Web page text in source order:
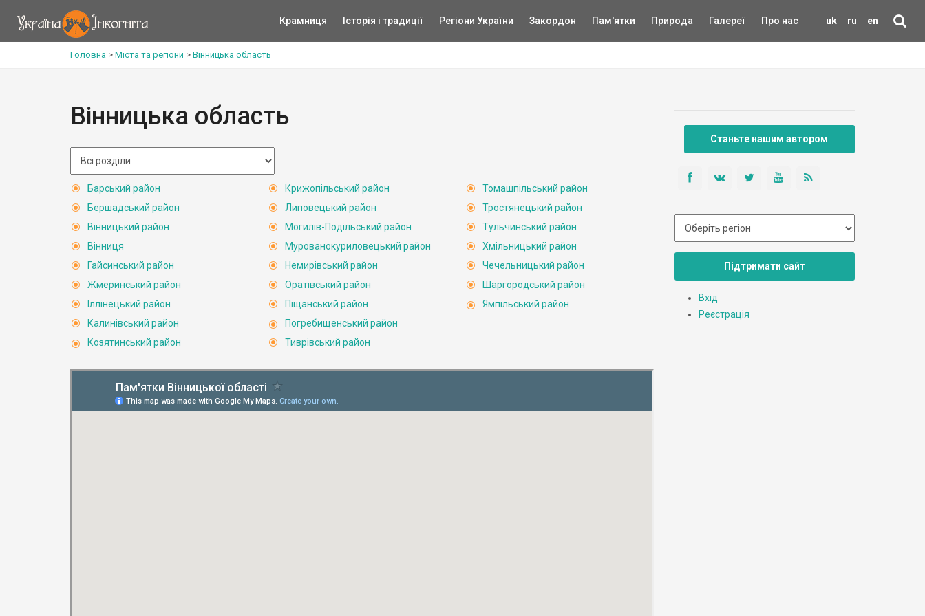
uk ru en
Крамниця Історія і традиції Регіони України Закордон Пам'ятки Природа Галереї Про нас
Головна > Міста та регіони > Вінницька область
Вінницька область
Барський район
Бершадський район
Вінницький район
Вінниця
Гайсинський район
Жмеринський район
Іллінецький район
Калинівський район
Козятинський район
Крижопільський район
Липовецький район
Могилів-Подільський район
Мурованокуриловецький район
Немирівський район
Оратівський район
Піщанський район
Погребищенський район
Тиврівський район
Томашпільський район
Тростянецький район
Тульчинський район
Хмільницький район
Чечельницький район
Шаргородський район
Ямпільський район
Станьте нашим автором
Підтримати сайт
Вхід
Реєстрація